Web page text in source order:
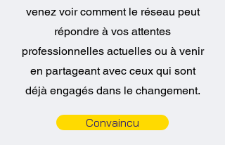
venez voir comment le réseau peut
répondre à vos attentes
professionnelles actuelles ou à venir
en partageant avec ceux qui sont
déjà engagés dans le changement.
Convaincu